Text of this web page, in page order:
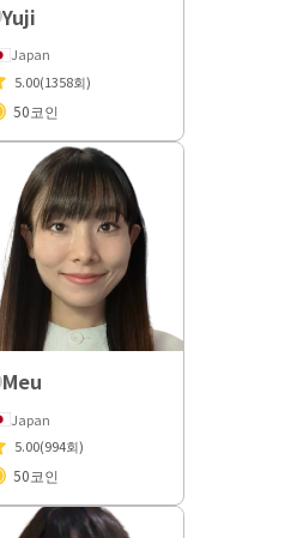
Yuji
Japan
5.00(1358회)
50코인
Meu
Japan
5.00(994회)
50코인